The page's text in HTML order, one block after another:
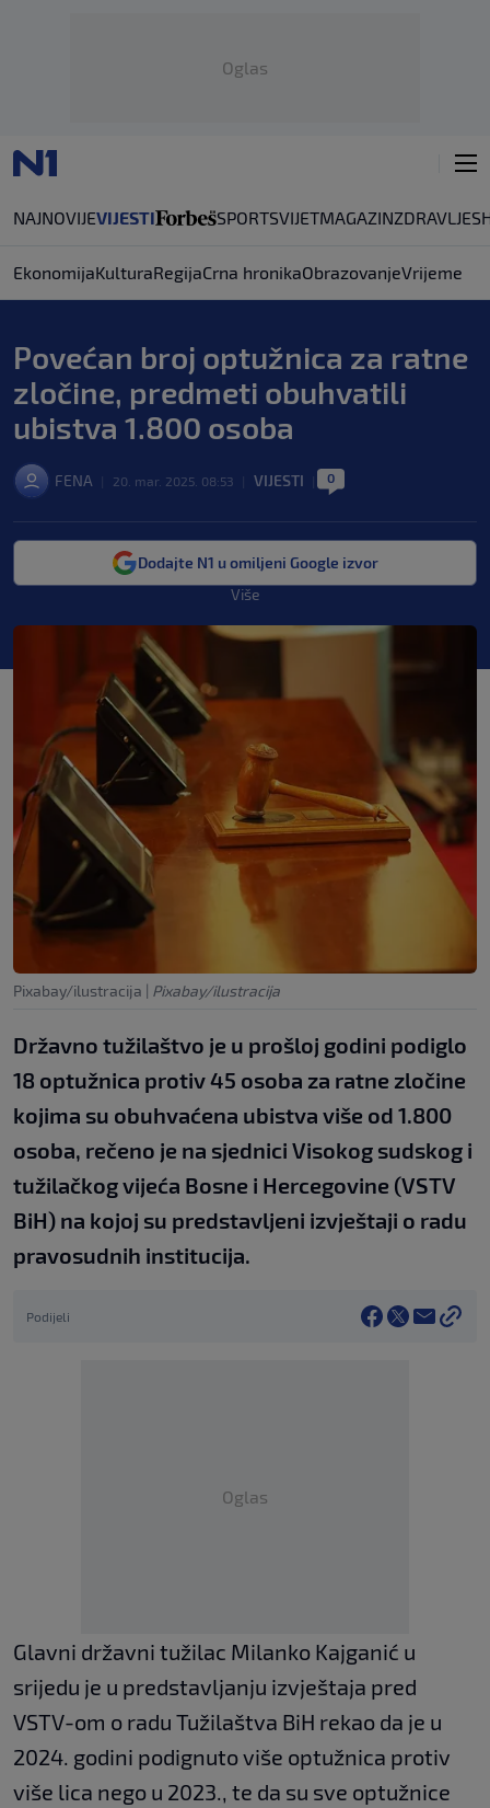
Oglas
NAJNOVIJEVIJESTI SPORTSVIJETMAGAZINZDRAVLJE
EkonomijaKulturaRegijaCrna hronikaObrazovanjeVrijeme
Povećan broj optužnica za ratne
zločine, predmeti obuhvatili
ubistva 1.800 osoba
FENA 20. mar. 2025. 08:53 VIJESTI 0
Dodajte N1 u omiljeni Google izvor
Više
Pixabay/ilustracija | Pixabay/ilustracija
Državno tužilaštvo je u prošloj godini podiglo
18 optužnica protiv 45 osoba za ratne zločine
kojima su obuhvaćena ubistva više od 1.800
osoba, rečeno je na sjednici Visokog sudskog i
tužilačkog vijeća Bosne i Hercegovine (VSTV
BiH) na kojoj su predstavljeni izvještaji o radu
pravosudnih institucija.
Podijeli
Oglas
Glavni državni tužilac Milanko Kajganić u
srijedu je u predstavljanju izvještaja pred
VSTV-om o radu Tužilaštva BiH rekao da je u
2024. godini podignuto više optužnica protiv
više lica nego u 2023., te da su sve optužnice